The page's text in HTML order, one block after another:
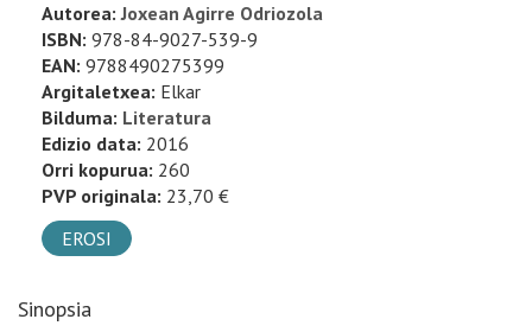
Autorea:Joxean Agirre Odriozola
ISBN: 978-84-9027-539-9
EAN: 9788490275399
Argitaletxea: Elkar
Bilduma: Literatura
Edizio data: 2016
Orri kopurua: 260
PVP originala: 23,70 €
EROSI
Sinopsia